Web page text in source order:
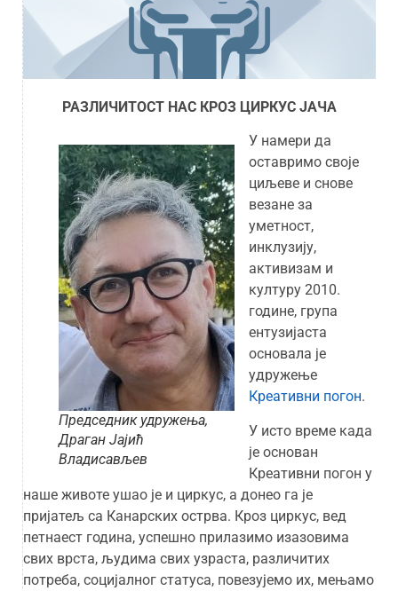
РАЗЛИЧИТОСТ НАС КРОЗ ЦИРКУС ЈАЧА
Председник удружења,
Драган Јајић
Владисављев
У намери да
оставримо своје
циљеве и снове
везане за
уметност,
инклузију,
активизам и
културу 2010.
године, група
ентузијаста
основала је
удружење
Креативни погон.
У исто време када
је основан
Креативни погон у
наше животе ушао је и циркус, а донео га је
пријатељ са Канарских острва. Кроз циркус, вед
петнаест година, успешно прилазимо изазовима
свих врста, људима свих узраста, различитих
потреба, социјалног статуса, повезујемо их, мењамо